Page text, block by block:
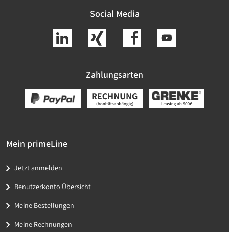
Social Media
Zahlungsarten
Mein primeLine
Jetzt anmelden
Benutzerkonto Übersicht
Meine Bestellungen
Meine Rechnungen